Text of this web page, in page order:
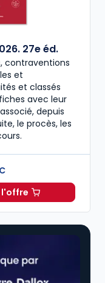
27e éd.
contraventions
et
et classés
avec leur
depuis
le procès, les
l'offre
guide pénal 2026.